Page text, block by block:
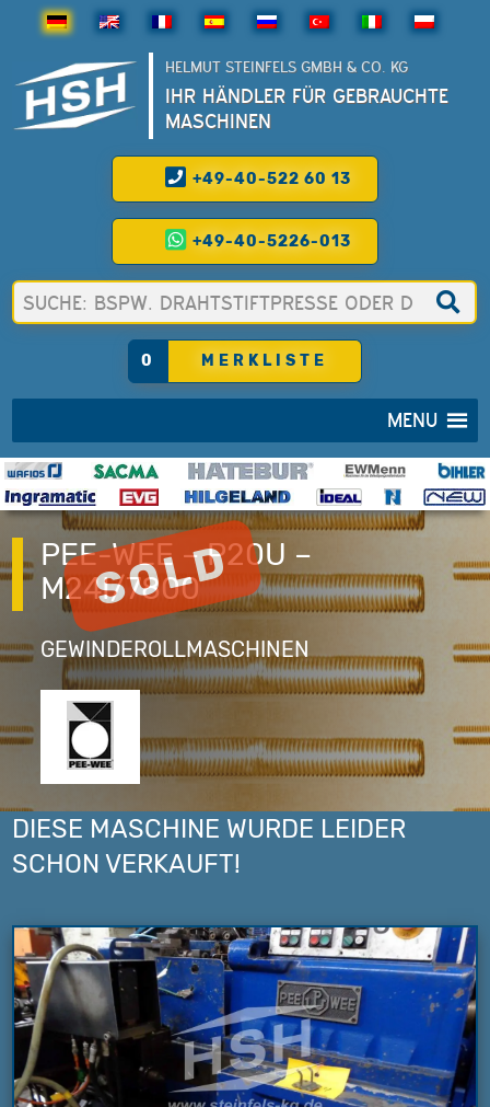
HELMUT STEINFELS GMBH & CO. KG
IHR HÄNDLER FÜR GEBRAUCHTE
MASCHINEN
+49-40-522 60 13
+49-40-5226-013
0 MERKLISTE
MENU
PEE-WEE – P20U –
M24I/7800
GEWINDEROLLMASCHINEN
DIESE MASCHINE WURDE LEIDER
SCHON VERKAUFT!